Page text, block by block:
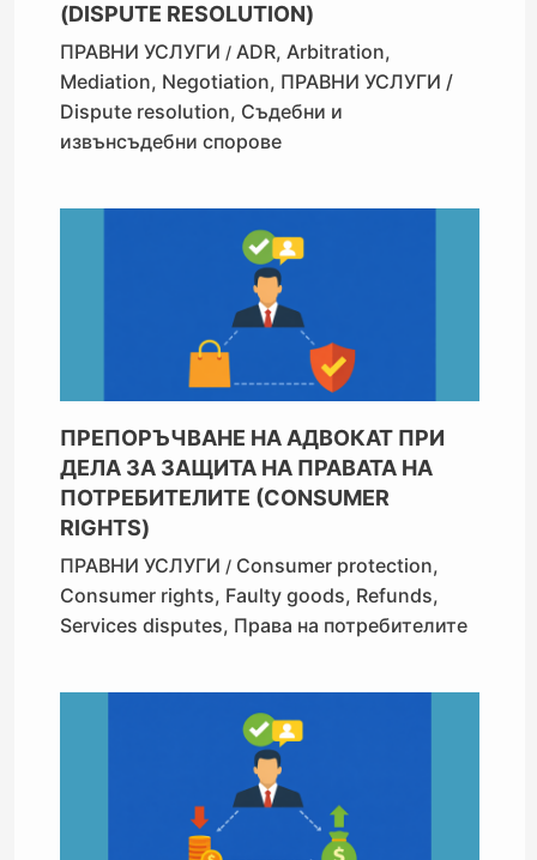
(DISPUTE RESOLUTION)
ПРАВНИ УСЛУГИ / ADR,Arbitration,
Mediation, Negotiation, ПРАВНИ УСЛУГИ /
Dispute resolution, Съдебни и
извънсъдебни спорове
ПРЕПОРЪЧВАНЕ НА АДВОКАТ ПРИ
ДЕЛА ЗА ЗАЩИТА НА ПРАВАТА НА
ПОТРЕБИТЕЛИТЕ (CONSUMER
RIGHTS)
ПРАВНИ УСЛУГИ / Consumer protection,
Consumer rights, Faulty goods, Refunds,
Services disputes, Права на потребителите